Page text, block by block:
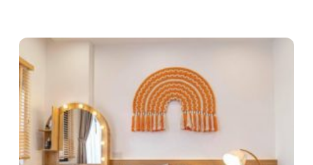
denn...